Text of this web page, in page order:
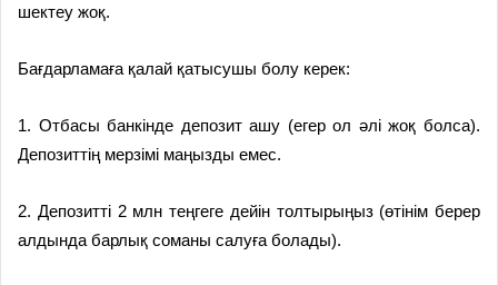
шектеу жоқ.
Бағдарламаға қалай қатысушы болу керек:
1. Отбасы банкінде депозит ашу (егер ол әлі жоқ болса).
Депозиттің мерзімі маңызды емес.
2. Депозитті 2 млн теңгеге дейін толтырыңыз (өтінім берер
алдында барлық соманы салуға болады).